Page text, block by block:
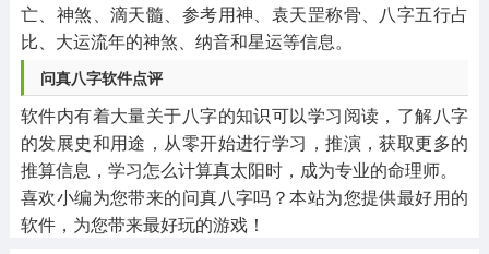
亡、神煞、滴天髓、参考用神、袁天罡称骨、八字五行占
比、大运流年的神煞、纳音和星运等信息。
问真八字软件点评
软件内有着大量关于八字的知识可以学习阅读，了解八字
的发展史和用途，从零开始进行学习，推演，获取更多的
推算信息，学习怎么计算真太阳时，成为专业的命理师。
喜欢小编为您带来的问真八字吗？本站为您提供最好用的
软件，为您带来最好玩的游戏！